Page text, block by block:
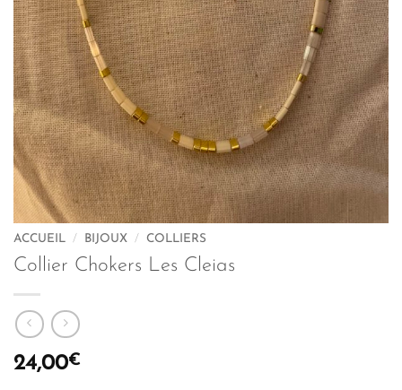
ACCUEIL / BIJOUX / COLLIERS
Collier Chokers Les Cleias
24,00€